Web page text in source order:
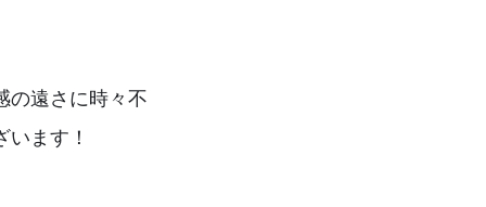
の遠さに時々不
ます！